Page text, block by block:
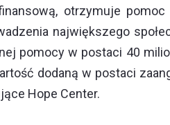
otrzymuje
największego
pomocy w postaci 40
dodaną w postaci
Hope Center.